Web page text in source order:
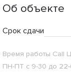
Об объекте
Срок сдачи
Время работы Call
ПН-ПТ с 9-30 до